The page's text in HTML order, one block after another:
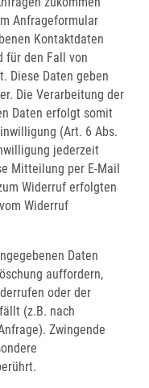
Anfrageformular
Kontaktdaten
für den Fall von
Diese Daten geben
Die Verarbeitung der
Daten erfolgt somit
(Art. 6 Abs.
jederzeit
Mitteilung per E-Mail
Widerruf erfolgten
Widerruf
Daten
auffordern,
oder der
(z.B. nach
Zwingende